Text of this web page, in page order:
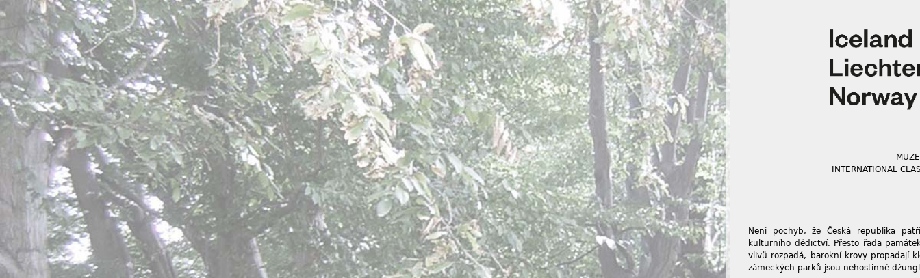
INTERNATIONAL
Není pochyb, že Česká republika
kulturního dědictví. Přesto řada
vlivů rozpadá, barokní krovy propadají
zámeckých parků jsou nehostinné